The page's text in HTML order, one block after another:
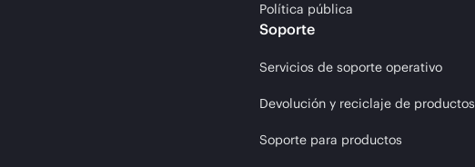
Política pública
Soporte
Servicios de soporte operativo
Devolución y reciclaje de productos
Soporte para productos